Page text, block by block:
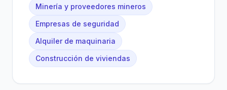
Minería y proveedores mineros
Empresas de seguridad
Alquiler de maquinaria
Construcción de viviendas